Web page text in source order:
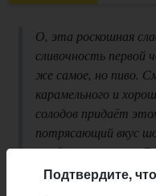
О, эта роскошная
сливочность
же самое, но пиво.
карамельного и
солодов придаёт
потрясающий вкус
намёком на горечь.
кофейных и
Подтвердите,